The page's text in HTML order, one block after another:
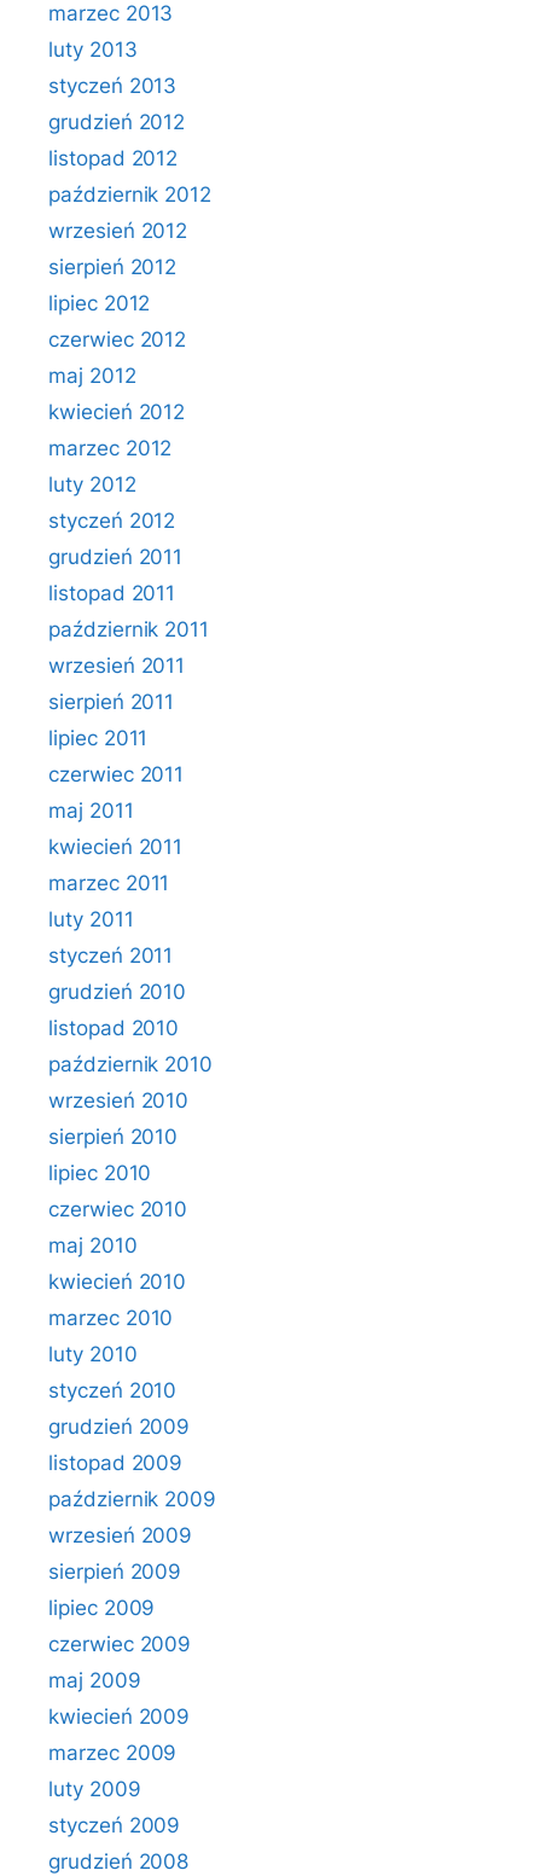
marzec 2013
luty 2013
styczeń 2013
grudzień 2012
listopad 2012
październik 2012
wrzesień 2012
sierpień 2012
lipiec 2012
czerwiec 2012
maj 2012
kwiecień 2012
marzec 2012
luty 2012
styczeń 2012
grudzień 2011
listopad 2011
październik 2011
wrzesień 2011
sierpień 2011
lipiec 2011
czerwiec 2011
maj 2011
kwiecień 2011
marzec 2011
luty 2011
styczeń 2011
grudzień 2010
listopad 2010
październik 2010
wrzesień 2010
sierpień 2010
lipiec 2010
czerwiec 2010
maj 2010
kwiecień 2010
marzec 2010
luty 2010
styczeń 2010
grudzień 2009
listopad 2009
październik 2009
wrzesień 2009
sierpień 2009
lipiec 2009
czerwiec 2009
maj 2009
kwiecień 2009
marzec 2009
luty 2009
styczeń 2009
grudzień 2008